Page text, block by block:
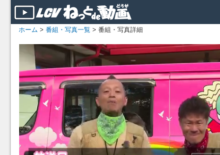
ホーム > 番組・写真一覧 > 番組・写真詳細